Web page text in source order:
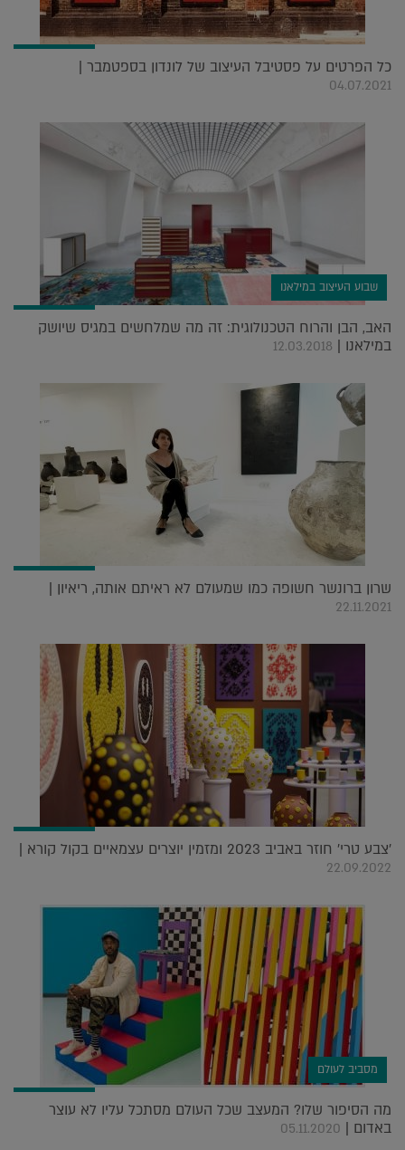
כל הפרטים על פסטיבל העיצוב של לונדון בספטמבר |
04.07.2021
שבוע העיצוב במילאנו
האב, הבן והרוח הטכנולוגית: זה מה שמלחשים במגיס שיושק
במילאנו | 12.03.2018
שרון ברונשר חשופה כמו שמעולם לא ראיתם אותה, ריאיון |
22.11.2021
'צבע טרי' חוזר באביב 2023 ומזמין יוצרים עצמאיים בקול קורא |
22.09.2022
מסביב לעולם
מה הסיפור שלו? המעצב שכל העולם מסתכל עליו לא עוצר
באדום | 05.11.2020